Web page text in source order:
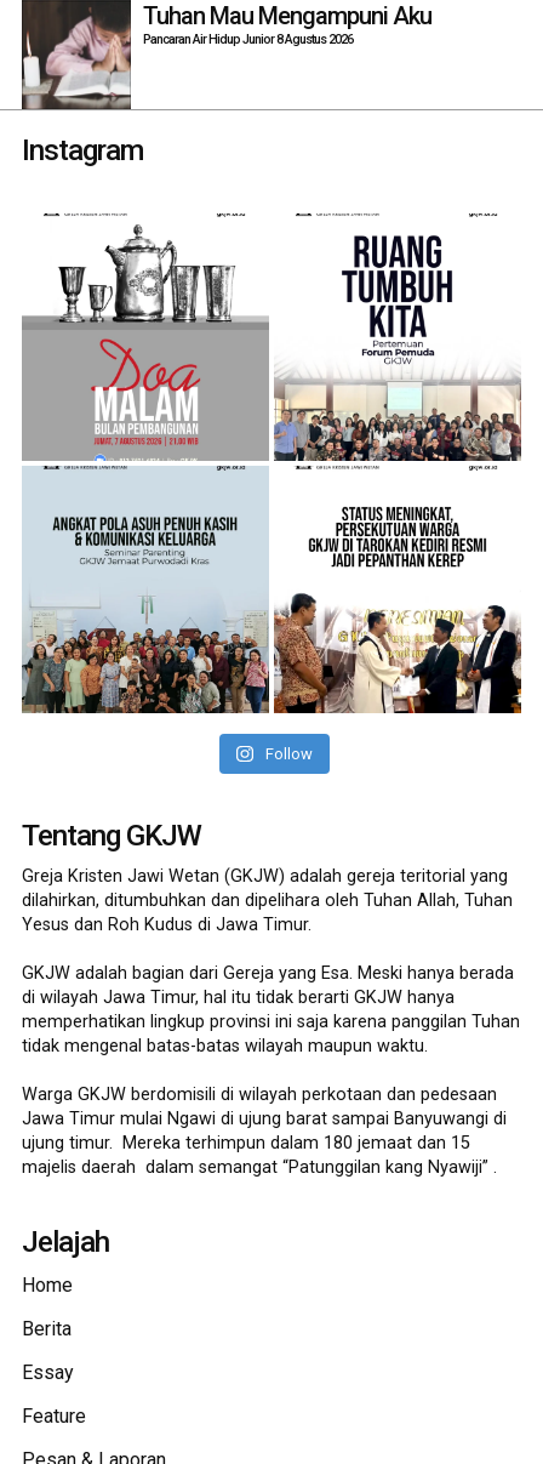
Tuhan Mau Mengampuni Aku
Pancaran Air Hidup Junior 8 Agustus 2026
Instagram
Follow
Tentang GKJW
Greja Kristen Jawi Wetan (GKJW) adalah gereja teritorial yang
dilahirkan, ditumbuhkan dan dipelihara oleh Tuhan Allah, Tuhan
Yesus dan Roh Kudus di Jawa Timur.
GKJW adalah bagian dari Gereja yang Esa. Meski hanya berada
di wilayah Jawa Timur, hal itu tidak berarti GKJW hanya
memperhatikan lingkup provinsi ini saja karena panggilan Tuhan
tidak mengenal batas-batas wilayah maupun waktu.
Warga GKJW berdomisili di wilayah perkotaan dan pedesaan
Jawa Timur mulai Ngawi di ujung barat sampai Banyuwangi di
ujung timur. Mereka terhimpun dalam 180 jemaat dan 15
majelis daerah dalam semangat “Patunggilan kang Nyawiji” .
Jelajah
Home
Berita
Essay
Feature